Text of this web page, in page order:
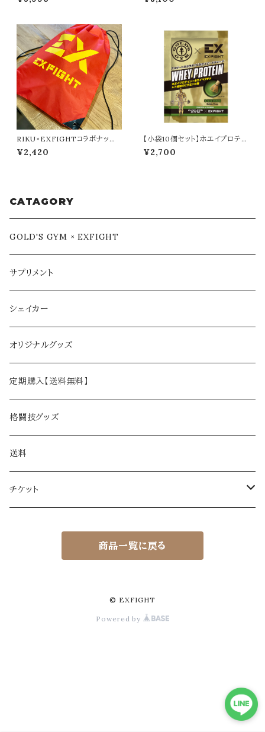
に１粒
g）＋シェイカー
RIKU×EXFIGHTコラボナップ
ザック
¥2,420
【小袋10個セット】ホエイプロテイ
ン／本格抹茶（20g）
¥2,700
CATAGORY
GOLD'S GYM × EXFIGHT
サプリメント
シェイカー
オリジナルグッズ
定期購入【送料無料】
格闘技グッズ
送料
チケット
EXFIGHT体験チケット（ビジター）
EXFIGHTシリーズ観覧チケット
商品一覧に戻る
© EXFIGHT
Powered by